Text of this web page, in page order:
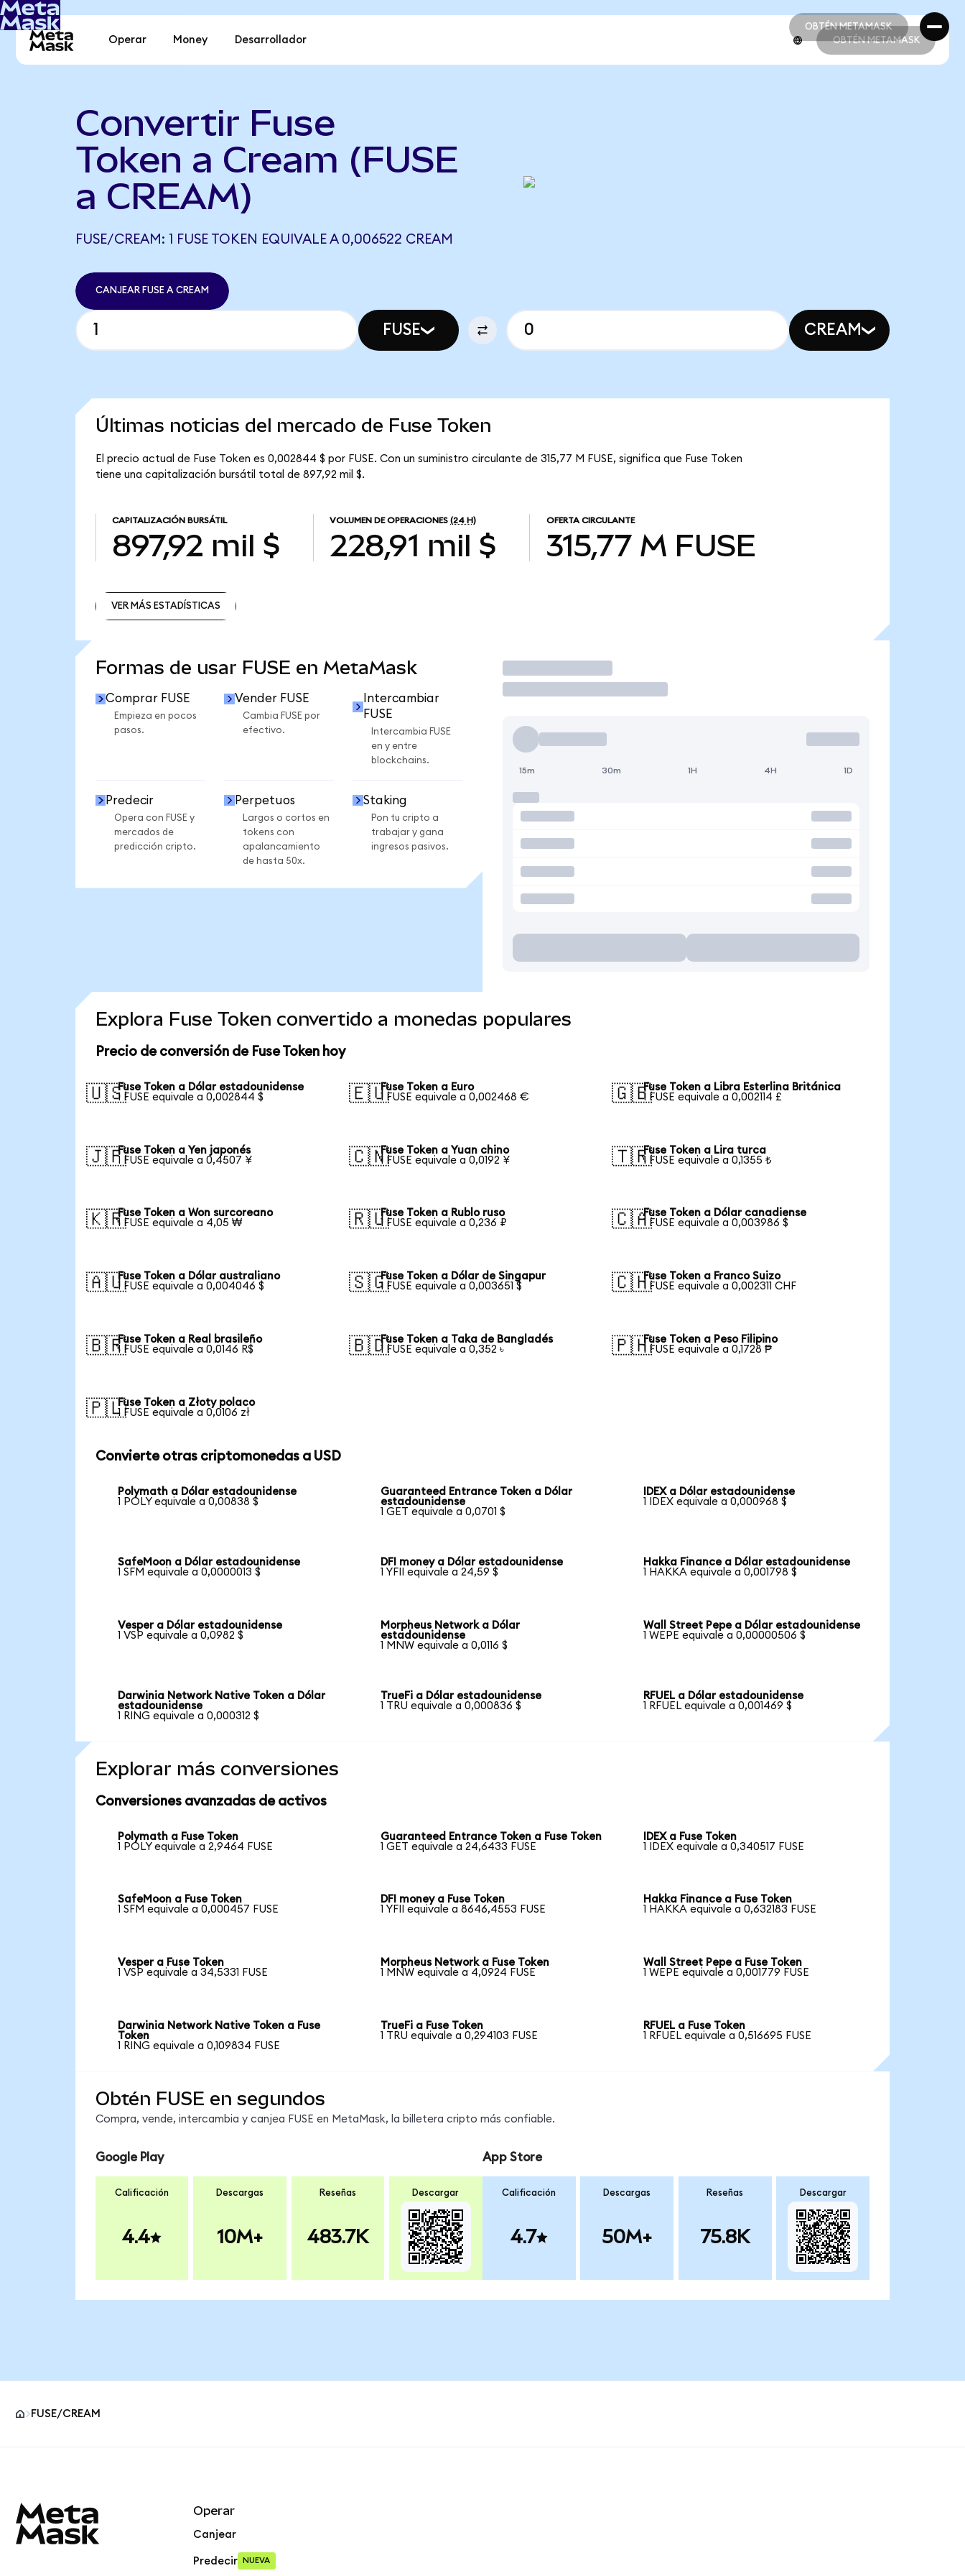
OBTÉN METAMASK
OBTÉN METAMASK
Operar Money Desarrollador OBTÉN METAMASK
Convertir Fuse
Token a Cream (FUSE
a CREAM)
FUSE/CREAM: 1 FUSE TOKEN EQUIVALE A 0,006522 CREAM
CANJEAR FUSE A CREAM
FUSE CREAM
Últimas noticias del mercado de Fuse Token
El precio actual de Fuse Token es 0,002844 $ por FUSE. Con un suministro circulante de 315,77 M FUSE, significa que Fuse Token
tiene una capitalización bursátil total de 897,92 mil $.
CAPITALIZACIÓN BURSÁTIL
897,92 mil $
VOLUMEN DE OPERACIONES (24 H)
228,91 mil $
OFERTA CIRCULANTE
315,77 M FUSE
VER MÁS ESTADÍSTICAS
Formas de usar FUSE en MetaMask
Comprar FUSE
Empieza en pocos
pasos.
Vender FUSE
Cambia FUSE por
efectivo.
Intercambiar
FUSE
Intercambia FUSE
en y entre
blockchains.
Predecir
Opera con FUSE y
mercados de
predicción cripto.
Perpetuos
Largos o cortos en
tokens con
apalancamiento
de hasta 50x.
Staking
Pon tu cripto a
trabajar y gana
ingresos pasivos.
Operar
15m 30m 1H 4H 1D
Explora Fuse Token convertido a monedas populares
Precio de conversión de Fuse Token hoy
🇺🇸Fuse Token a Dólar estadounidense
1 FUSE equivale a 0,002844 $
🇪🇺Fuse Token a Euro
1 FUSE equivale a 0,002468 €
🇬🇧Fuse Token a Libra Esterlina Británica
1 FUSE equivale a 0,002114 £
🇯🇵Fuse Token a Yen japonés
1 FUSE equivale a 0,4507 ¥
🇨🇳Fuse Token a Yuan chino
1 FUSE equivale a 0,0192 ¥
🇹🇷Fuse Token a Lira turca
1 FUSE equivale a 0,1355 ₺
🇰🇷Fuse Token a Won surcoreano
1 FUSE equivale a 4,05 ₩
🇷🇺Fuse Token a Rublo ruso
1 FUSE equivale a 0,236 ₽
🇨🇦Fuse Token a Dólar canadiense
1 FUSE equivale a 0,003986 $
🇦🇺Fuse Token a Dólar australiano
1 FUSE equivale a 0,004046 $
🇸🇬Fuse Token a Dólar de Singapur
1 FUSE equivale a 0,003651 $
🇨🇭Fuse Token a Franco Suizo
1 FUSE equivale a 0,002311 CHF
🇧🇷Fuse Token a Real brasileño
1 FUSE equivale a 0,0146 R$
🇧🇩Fuse Token a Taka de Bangladés
1 FUSE equivale a 0,352 ৳
🇵🇭Fuse Token a Peso Filipino
1 FUSE equivale a 0,1728 ₱
🇵🇱Fuse Token a Złoty polaco
1 FUSE equivale a 0,0106 zł
Convierte otras criptomonedas a USD
Polymath a Dólar estadounidense
1 POLY equivale a 0,00838 $
Guaranteed Entrance Token a Dólar
estadounidense
1 GET equivale a 0,0701 $
IDEX a Dólar estadounidense
1 IDEX equivale a 0,000968 $
SafeMoon a Dólar estadounidense
1 SFM equivale a 0,0000013 $
DFI money a Dólar estadounidense
1 YFII equivale a 24,59 $
Hakka Finance a Dólar estadounidense
1 HAKKA equivale a 0,001798 $
Vesper a Dólar estadounidense
1 VSP equivale a 0,0982 $
Morpheus Network a Dólar
estadounidense
1 MNW equivale a 0,0116 $
Wall Street Pepe a Dólar estadounidense
1 WEPE equivale a 0,00000506 $
Darwinia Network Native Token a Dólar
estadounidense
1 RING equivale a 0,000312 $
TrueFi a Dólar estadounidense
1 TRU equivale a 0,000836 $
RFUEL a Dólar estadounidense
1 RFUEL equivale a 0,001469 $
Explorar más conversiones
Conversiones avanzadas de activos
Polymath a Fuse Token
1 POLY equivale a 2,9464 FUSE
Guaranteed Entrance Token a Fuse Token
1 GET equivale a 24,6433 FUSE
IDEX a Fuse Token
1 IDEX equivale a 0,340517 FUSE
SafeMoon a Fuse Token
1 SFM equivale a 0,000457 FUSE
DFI money a Fuse Token
1 YFII equivale a 8646,4553 FUSE
Hakka Finance a Fuse Token
1 HAKKA equivale a 0,632183 FUSE
Vesper a Fuse Token
1 VSP equivale a 34,5331 FUSE
Morpheus Network a Fuse Token
1 MNW equivale a 4,0924 FUSE
Wall Street Pepe a Fuse Token
1 WEPE equivale a 0,001779 FUSE
Darwinia Network Native Token a Fuse
Token
1 RING equivale a 0,109834 FUSE
TrueFi a Fuse Token
1 TRU equivale a 0,294103 FUSE
RFUEL a Fuse Token
1 RFUEL equivale a 0,516695 FUSE
Obtén FUSE en segundos
Compra, vende, intercambia y canjea FUSE en MetaMask, la billetera cripto más confiable.
Google Play
Calificación
4.4
Descargas
10M+
Reseñas
483.7K
Descargar
App Store
Calificación
4.7
Descargas
50M+
Reseñas
75.8K
Descargar
FUSE/CREAM
Operar
Canjear
Predecir NUEVA